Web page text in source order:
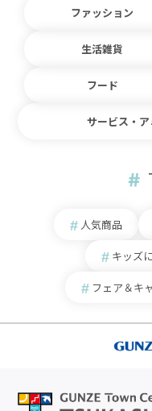
ファッション
生活雑貨
フード
サービス・
人気商品
キッズ
フェア＆キ